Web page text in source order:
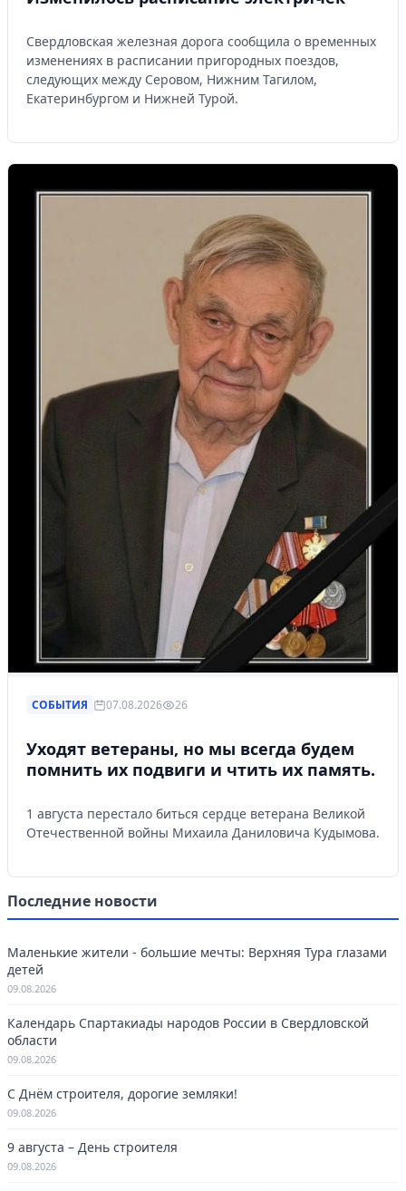
Свердловская железная дорога сообщила о временных
изменениях в расписании пригородных поездов,
следующих между Серовом, Нижним Тагилом,
Екатеринбургом и Нижней Турой.
СОБЫТИЯ 07.08.2026 26
Уходят ветераны, но мы всегда будем
помнить их подвиги и чтить их память.
1 августа перестало биться сердце ветерана Великой
Отечественной войны Михаила Даниловича Кудымова.
Последние новости
Маленькие жители - большие мечты: Верхняя Тура глазами
детей
09.08.2026
Календарь Спартакиады народов России в Свердловской
области
09.08.2026
С Днём строителя, дорогие земляки!
09.08.2026
9 августа – День строителя
09.08.2026